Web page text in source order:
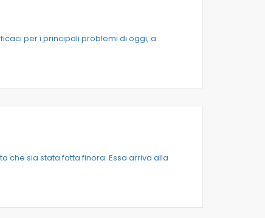
per i principali problemi di oggi, a
che sia stata fatta finora. Essa arriva alla